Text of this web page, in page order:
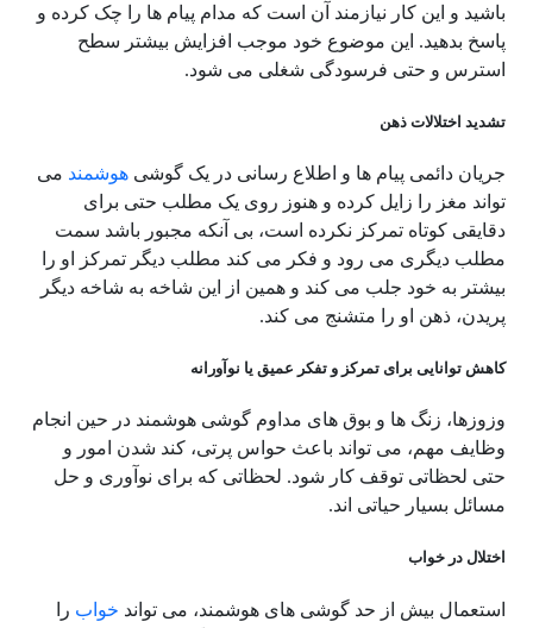
باشید و این کار نیازمند آن است که مدام پیام ها را چک کرده و
پاسخ بدهید. این موضوع خود موجب افزایش بیشتر سطح
استرس و حتی فرسودگی شغلی می شود.
تشدید اختلالات ذهن
جریان دائمی پیام ها و اطلاع رسانی در یک گوشی هوشمند می
تواند مغز را زایل کرده و هنوز روی یک مطلب حتی برای
دقایقی کوتاه تمرکز نکرده است، بی آنکه مجبور باشد سمت
مطلب دیگری می رود و فکر می کند مطلب دیگر تمرکز او را
بیشتر به خود جلب می کند و همین از این شاخه به شاخه دیگر
پریدن، ذهن او را متشنج می کند.
کاهش توانایی برای تمرکز و تفکر عمیق یا نوآورانه
وزوزها، زنگ ها و بوق های مداوم گوشی هوشمند در حین انجام
وظایف مهم، می تواند باعث حواس پرتی، کند شدن امور و
حتی لحظاتی توقف کار شود. لحظاتی که برای نوآوری و حل
مسائل بسیار حیاتی اند.
اختلال در خواب
استعمال بیش از حد گوشی های هوشمند، می تواند خواب را